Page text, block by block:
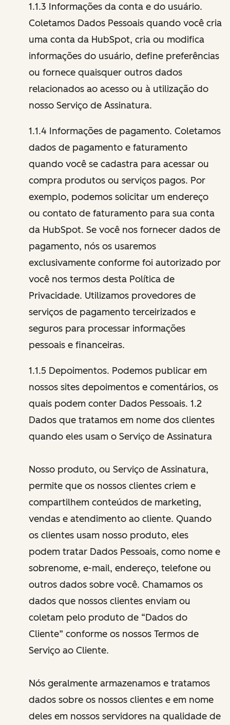
1.1.3 Informações da conta e do usuário.
Coletamos Dados Pessoais quando você cria
uma conta da HubSpot, cria ou modifica
informações do usuário, define preferências
ou fornece quaisquer outros dados
relacionados ao acesso ou à utilização do
nosso Serviço de Assinatura.
1.1.4 Informações de pagamento. Coletamos
dados de pagamento e faturamento
quando você se cadastra para acessar ou
compra produtos ou serviços pagos. Por
exemplo, podemos solicitar um endereço
ou contato de faturamento para sua conta
da HubSpot. Se você nos fornecer dados de
pagamento, nós os usaremos
exclusivamente conforme foi autorizado por
você nos termos desta Política de
Privacidade. Utilizamos provedores de
serviços de pagamento terceirizados e
seguros para processar informações
pessoais e financeiras.
1.1.5 Depoimentos. Podemos publicar em
nossos sites depoimentos e comentários, os
quais podem conter Dados Pessoais. 1.2
Dados que tratamos em nome dos clientes
quando eles usam o Serviço de Assinatura
Nosso produto, ou Serviço de Assinatura,
permite que os nossos clientes criem e
compartilhem conteúdos de marketing,
vendas e atendimento ao cliente. Quando
os clientes usam nosso produto, eles
podem tratar Dados Pessoais, como nome e
sobrenome, e-mail, endereço, telefone ou
outros dados sobre você. Chamamos os
dados que nossos clientes enviam ou
coletam pelo produto de “Dados do
Cliente” conforme os nossos Termos de
Serviço ao Cliente.
Nós geralmente armazenamos e tratamos
dados sobre os nossos clientes e em nome
deles em nossos servidores na qualidade de